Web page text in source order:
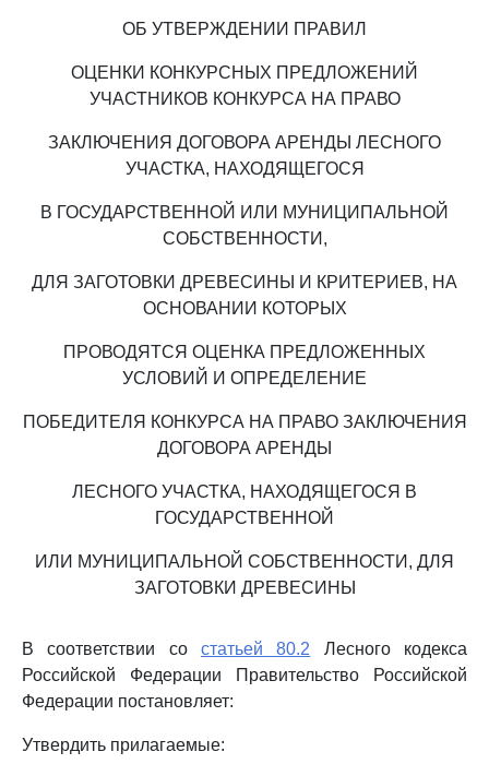
ОБ УТВЕРЖДЕНИИ ПРАВИЛ
ОЦЕНКИ КОНКУРСНЫХ ПРЕДЛОЖЕНИЙ
УЧАСТНИКОВ КОНКУРСА НА ПРАВО
ЗАКЛЮЧЕНИЯ ДОГОВОРА АРЕНДЫ ЛЕСНОГО
УЧАСТКА, НАХОДЯЩЕГОСЯ
В ГОСУДАРСТВЕННОЙ ИЛИ МУНИЦИПАЛЬНОЙ
СОБСТВЕННОСТИ,
ДЛЯ ЗАГОТОВКИ ДРЕВЕСИНЫ И КРИТЕРИЕВ, НА
ОСНОВАНИИ КОТОРЫХ
ПРОВОДЯТСЯ ОЦЕНКА ПРЕДЛОЖЕННЫХ
УСЛОВИЙ И ОПРЕДЕЛЕНИЕ
ПОБЕДИТЕЛЯ КОНКУРСА НА ПРАВО ЗАКЛЮЧЕНИЯ
ДОГОВОРА АРЕНДЫ
ЛЕСНОГО УЧАСТКА, НАХОДЯЩЕГОСЯ В
ГОСУДАРСТВЕННОЙ
ИЛИ МУНИЦИПАЛЬНОЙ СОБСТВЕННОСТИ, ДЛЯ
ЗАГОТОВКИ ДРЕВЕСИНЫ
В соответствии со статьей 80.2 Лесного кодекса
Российской Федерации Правительство Российской
Федерации постановляет:
Утвердить прилагаемые: